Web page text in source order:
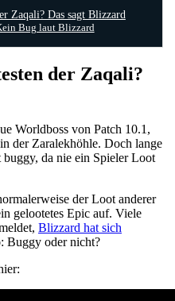
Zaqali? Das sagt Blizzard
Bug laut Blizzard
der Zaqali?
Worldboss von Patch 10.1,
der Zaralekhöhle. Doch lange
da nie ein Spieler Loot
der Loot anderer
gelootetes Epic auf. Viele
Blizzard hat sich
Buggy oder nicht?